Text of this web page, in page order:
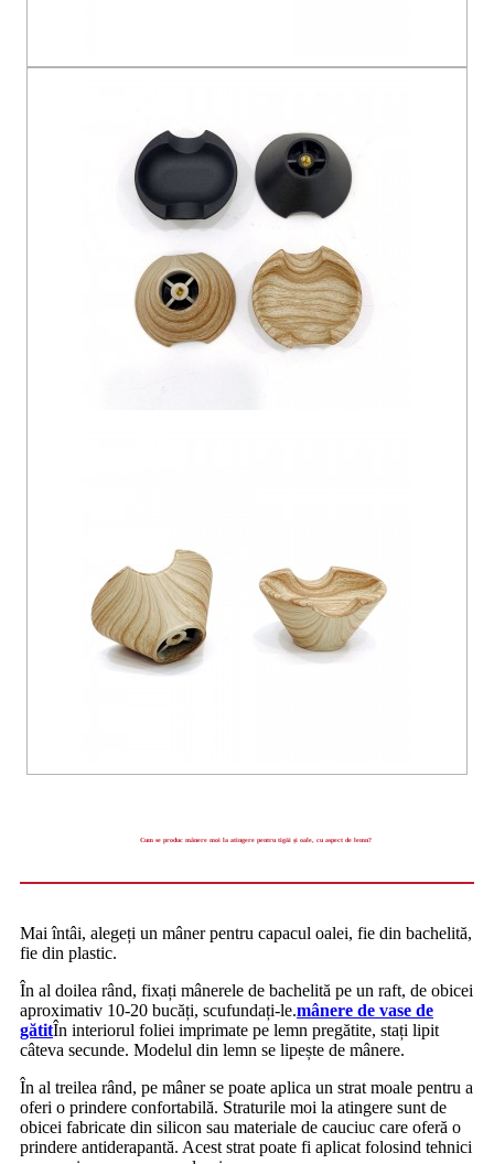
Cum se produc mânere moi la atingere pentru tigăi și oale, cu aspect de lemn?
Mai întâi, alegeți un mâner pentru capacul oalei, fie din bachelită,
fie din plastic.
În al doilea rând, fixați mânerele de bachelită pe un raft, de obicei
aproximativ 10-20 bucăți, scufundați-le.mânere de vase de
gătitÎn interiorul foliei imprimate pe lemn pregătite, stați lipit
câteva secunde. Modelul din lemn se lipește de mânere.
În al treilea rând, pe mâner se poate aplica un strat moale pentru a
oferi o prindere confortabilă. Straturile moi la atingere sunt de
obicei fabricate din silicon sau materiale de cauciuc care oferă o
prindere antiderapantă. Acest strat poate fi aplicat folosind tehnici